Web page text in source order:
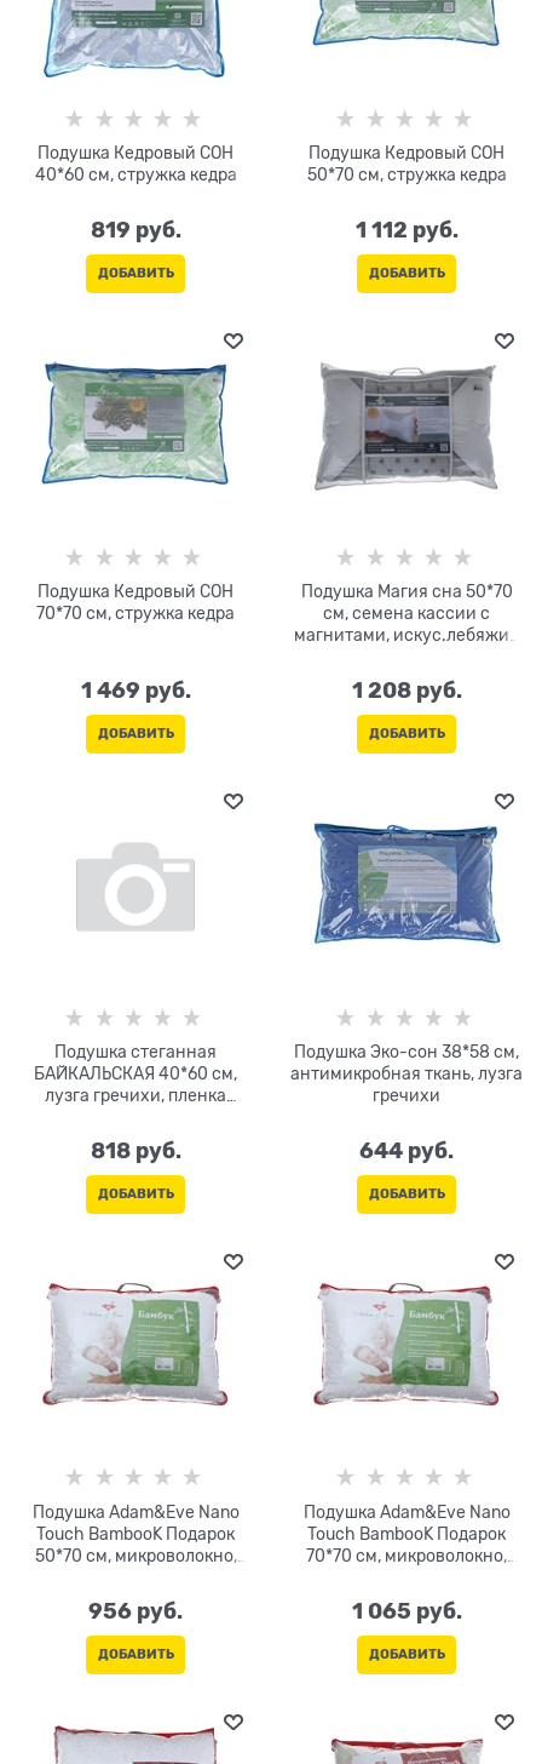
Подушка Кедровый СОН
40*60 см, стружка кедра
819 руб.
ДОБАВИТЬ
Подушка Кедровый СОН
50*70 см, стружка кедра
1 112 руб.
ДОБАВИТЬ
Подушка Кедровый СОН
70*70 см, стружка кедра
1 469 руб.
ДОБАВИТЬ
Подушка Магия сна 50*70
см, семена кассии с
магнитами, искус.лебяжий
1 208 руб.
ДОБАВИТЬ
Подушка стеганная
БАЙКАЛЬСКАЯ 40*60 см,
лузга гречихи, пленка
818 руб.
ДОБАВИТЬ
Подушка Эко-сон 38*58 см,
антимикробная ткань, лузга
гречихи
644 руб.
ДОБАВИТЬ
Подушка Adam&Eve Nano
Touch BambooK Подарок
50*70 см, микроволокно,
956 руб.
ДОБАВИТЬ
Подушка Adam&Eve Nano
Touch BambooK Подарок
70*70 см, микроволокно,
1 065 руб.
ДОБАВИТЬ